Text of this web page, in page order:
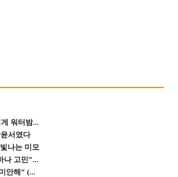
워터밤...
서였다
나는 미모
나 고민”...
안해” (...